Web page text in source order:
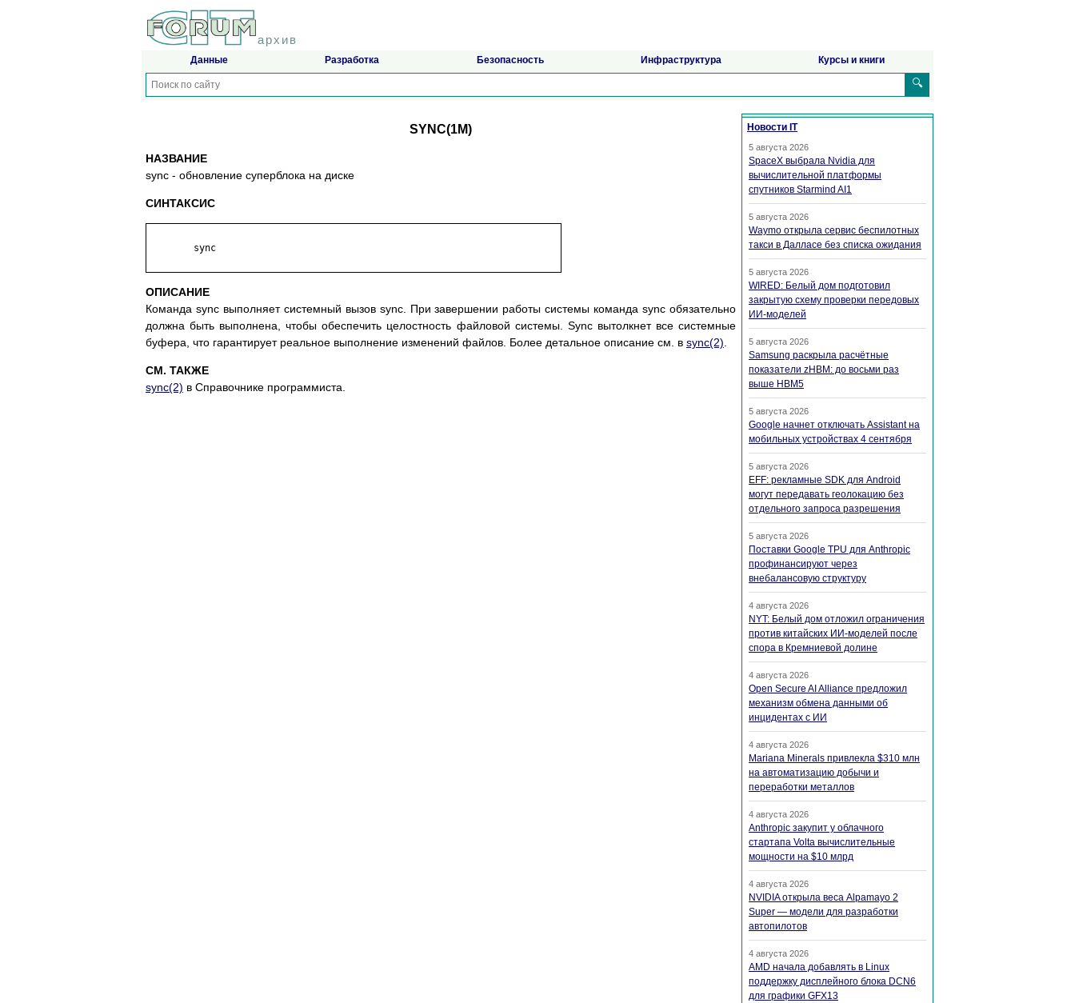
архив
Данные Разработка Безопасность Инфраструктура Курсы и книги
🔍
SYNC(1M)
НАЗВАНИЕ
sync - обновление суперблока на диске
СИНТАКСИС
ОПИСАНИЕ
Команда sync выполняет системный вызов sync. При завершении работы системы команда sync обязательно
должна быть выполнена, чтобы обеспечить целостность файловой системы. Sync вытолкнет все системные
буфера, что гарантирует реальное выполнение изменений файлов. Более детальное описание см. в sync(2)
СМ. ТАКЖЕ
sync(2) в Справочнике программиста.
Новости IT
5 августа 2026
SpaceX выбрала Nvidia для
вычислительной платформы
спутников Starmind AI1
5 августа 2026
Waymo открыла сервис беспилотных
такси в Далласе без списка ожидания
5 августа 2026
WIRED: Белый дом подготовил
закрытую схему проверки передовых
ИИ-моделей
5 августа 2026
Samsung раскрыла расчётные
показатели zHBM: до восьми раз
выше HBM5
5 августа 2026
Google начнет отключать Assistant на
мобильных устройствах 4 сентября
5 августа 2026
EFF: рекламные SDK для Android
могут передавать геолокацию без
отдельного запроса разрешения
5 августа 2026
Поставки Google TPU для Anthropic
профинансируют через
внебалансовую структуру
4 августа 2026
NYT: Белый дом отложил ограничения
против китайских ИИ-моделей после
спора в Кремниевой долине
4 августа 2026
Open Secure AI Alliance предложил
механизм обмена данными об
инцидентах с ИИ
4 августа 2026
Mariana Minerals привлекла $310 млн
на автоматизацию добычи и
переработки металлов
4 августа 2026
Anthropic закупит у облачного
стартапа Volta вычислительные
мощности на $10 млрд
4 августа 2026
NVIDIA открыла веса Alpamayo 2
Super — модели для разработки
автопилотов
4 августа 2026
AMD начала добавлять в Linux
поддержку дисплейного блока DCN6
для графики GFX13